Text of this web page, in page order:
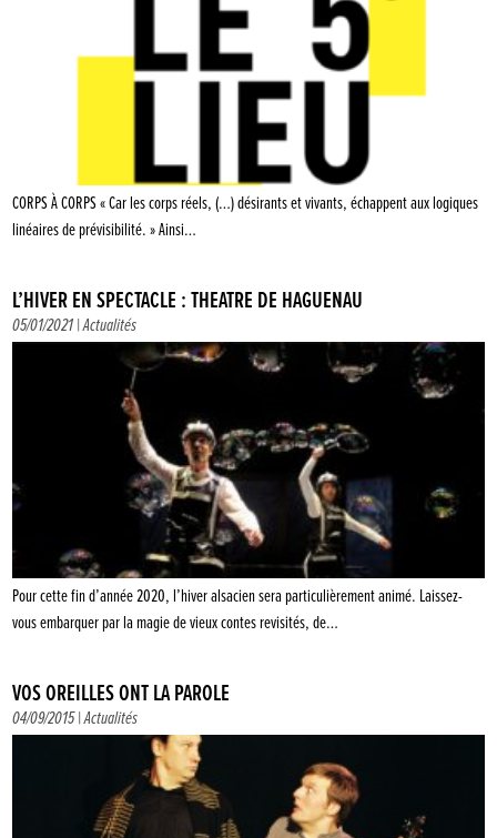
CORPS À CORPS « Car les corps réels, (…) désirants et vivants, échappent aux logiques
linéaires de prévisibilité. » Ainsi…
L’HIVER EN SPECTACLE : THÉÂTRE DE HAGUENAU
05/01/2021 |Actualités
Pour cette fin d’année 2020, l’hiver alsacien sera particulièrement animé. Laissez-
vous embarquer par la magie de vieux contes revisités, de…
VOS OREILLES ONT LA PAROLE
04/09/2015 |Actualités